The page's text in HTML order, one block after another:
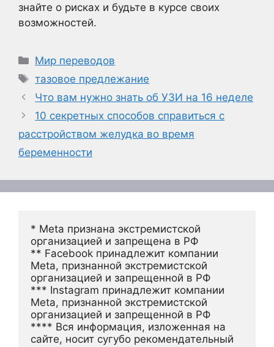
знайте о рисках и будьте в курсе своих
возможностей.
Рубрики
Мир переводов
Метки
тазовое предлежание
Что вам нужно знать об УЗИ на 16 неделе
10 секретных способов справиться с
расстройством желудка во время
беременности
* Meta признана экстремистской
организацией и запрещена в РФ
** Facebook принадлежит компании
Meta, признанной экстремистской
организацией и запрещенной в РФ
*** Instagram принадлежит компании
Meta, признанной экстремистской
организацией и запрещенной в РФ
**** Вся информация, изложенная на
сайте, носит сугубо рекомендательный